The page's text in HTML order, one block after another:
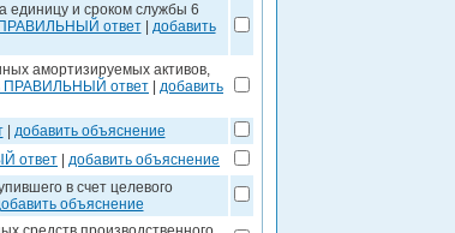
единицу и сроком службы 6
ПРАВИЛЬНЫЙ ответ| добавить
амортизируемых активов,
ПРАВИЛЬНЫЙ ответ
добавить
| добавить объяснение
ответ добавить объяснение
в счет целевого
объяснение